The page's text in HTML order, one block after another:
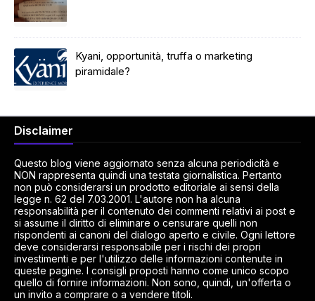
Kyani, opportunità, truffa o marketing
piramidale?
Disclaimer
Questo blog viene aggiornato senza alcuna periodicità e
NON rappresenta quindi una testata giornalistica. Pertanto
non può considerarsi un prodotto editoriale ai sensi della
legge n. 62 del 7.03.2001. L'autore non ha alcuna
responsabilità per il contenuto dei commenti relativi ai post e
si assume il diritto di eliminare o censurare quelli non
rispondenti ai canoni del dialogo aperto e civile. Ogni lettore
deve considerarsi responsabile per i rischi dei propri
investimenti e per l'utilizzo delle informazioni contenute in
queste pagine. I consigli proposti hanno come unico scopo
quello di fornire informazioni. Non sono, quindi, un'offerta o
un invito a comprare o a vendere titoli.